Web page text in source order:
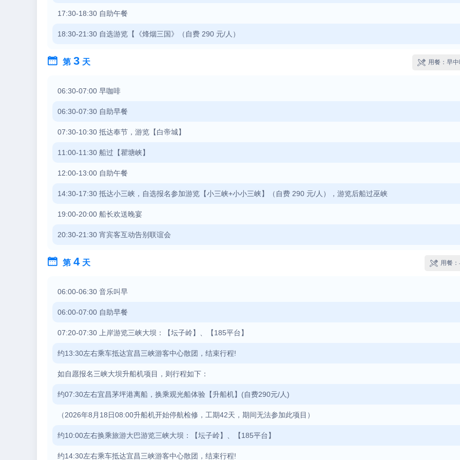
17:30-18:30 自助午餐
18:30-21:30 自选游览【《烽烟三国》（自费 290 元/人）
 第 3 天  用餐：早
06:30-07:00 早咖啡
06:30-07:30 自助早餐
07:30-10:30 抵达奉节，游览【白帝城】
11:00-11:30 船过【瞿塘峡】
12:00-13:00 自助午餐
14:30-17:30 抵达小三峡，自选报名参加游览【小三峡+小小三峡】（自费 290 元/人），游览后船过巫峡
19:00-20:00 船长欢送晚宴
20:30-21:30 宵宾客互动告别联谊会
 第 4 天  用餐
06:00-06:30 音乐叫早
06:00-07:00 自助早餐
07:20-07:30 上岸游览三峡大坝：【坛子岭】、【185平台】
约13:30左右乘车抵达宜昌三峡游客中心散团，结束行程!
如自愿报名三峡大坝升船机项目，则行程如下：
约07:30左右宜昌茅坪港离船，换乘观光船体验【升船机】(自费290元/人)
（2026年8月18日08:00升船机开始停航检修，工期42天，期间无法参加此项目）
约10:00左右换乘旅游大巴游览三峡大坝：【坛子岭】、【185平台】
约14:30左右乘车抵达宜昌三峡游客中心散团，结束行程!